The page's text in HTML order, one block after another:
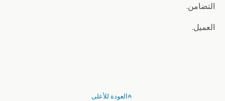
التضامن.
العميل.
العودة للأعلى